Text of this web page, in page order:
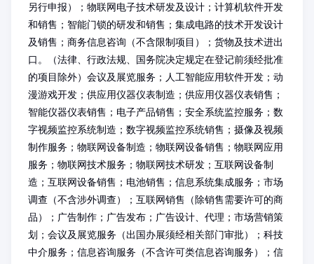
另行申报）；物联网电子技术研发及设计；计算机软件开发
和销售；智能门锁的研发和销售；集成电路的技术开发设计
及销售；商务信息咨询（不含限制项目）；货物及技术进出
口。（法律、行政法规、国务院决定规定在登记前须经批准
的项目除外）会议及展览服务；人工智能应用软件开发；动
漫游戏开发；供应用仪器仪表制造；供应用仪器仪表销售；
智能仪器仪表销售；电子产品销售；安全系统监控服务；数
字视频监控系统制造；数字视频监控系统销售；摄像及视频
制作服务；物联网设备制造；物联网设备销售；物联网应用
服务；物联网技术服务；物联网技术研发；互联网设备制
造；互联网设备销售；电池销售；信息系统集成服务；市场
调查（不含涉外调查）；互联网销售（除销售需要许可的商
品）；广告制作；广告发布；广告设计、代理；市场营销策
划；会议及展览服务（出国办展须经相关部门审批）；科技
中介服务；信息咨询服务（不含许可类信息咨询服务）；信